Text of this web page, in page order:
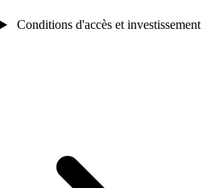
Conditions d'accès et investissement